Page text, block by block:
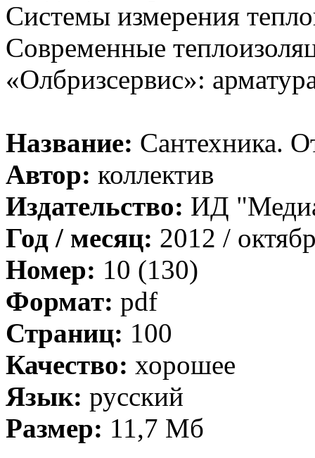
Системы измерения
Современные
«Олбризсервис»:
Название: Сантехника.
Автор: коллектив
Издательство: ИД
Год / месяц: 2012 /
Номер: 10 (130)
Формат: pdf
Страниц: 100
Качество: хорошее
Язык: русский
Размер: 11,7 Мб